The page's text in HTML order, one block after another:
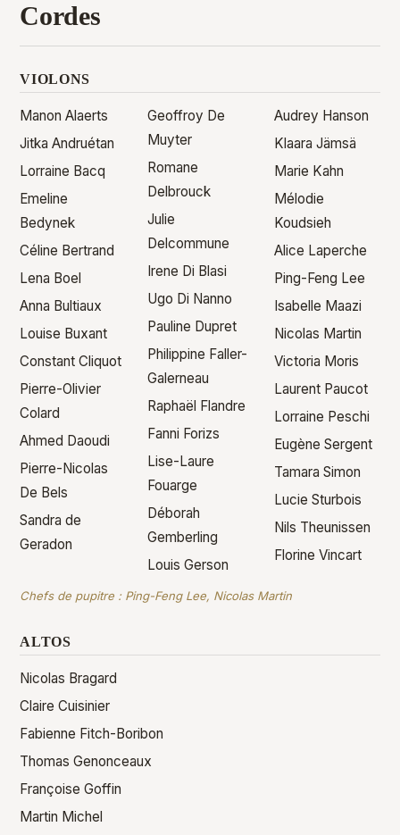
Cordes
VIOLONS
Manon Alaerts
Jitka Andruétan
Lorraine Bacq
Emeline
Bedynek
Céline Bertrand
Lena Boel
Anna Bultiaux
Louise Buxant
Constant Cliquot
Pierre-Olivier
Colard
Ahmed Daoudi
Pierre-Nicolas
De Bels
Sandra de
Geradon
Geoffroy De
Muyter
Romane
Delbrouck
Julie
Delcommune
Irene Di Blasi
Ugo Di Nanno
Pauline Dupret
Philippine Faller-
Galerneau
Raphaël Flandre
Fanni Forizs
Lise-Laure
Fouarge
Déborah
Gemberling
Louis Gerson
Audrey Hanson
Klaara Jämsä
Marie Kahn
Mélodie
Koudsieh
Alice Laperche
Ping-Feng Lee
Isabelle Maazi
Nicolas Martin
Victoria Moris
Laurent Paucot
Lorraine Peschi
Eugène Sergent
Tamara Simon
Lucie Sturbois
Nils Theunissen
Florine Vincart
Chefs de pupitre : Ping-Feng Lee, Nicolas Martin
ALTOS
Nicolas Bragard
Claire Cuisinier
Fabienne Fitch-Boribon
Thomas Genonceaux
Françoise Goffin
Martin Michel